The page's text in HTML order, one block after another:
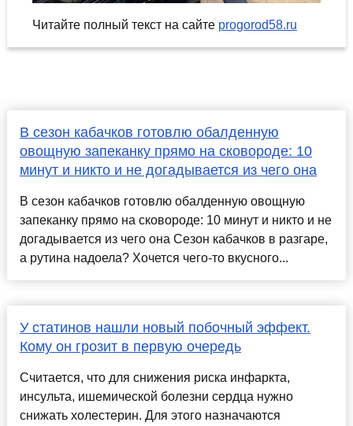
Читайте полный текст на сайте progorod58.ru
В сезон кабачков готовлю обалденную
овощную запеканку прямо на сковороде: 10
минут и никто и не догадывается из чего она
В сезон кабачков готовлю обалденную овощную
запеканку прямо на сковороде: 10 минут и никто и не
догадывается из чего она Сезон кабачков в разгаре,
а рутина надоела? Хочется чего-то вкусного...
У статинов нашли новый побочный эффект.
Кому он грозит в первую очередь
Считается, что для снижения риска инфаркта,
инсульта, ишемической болезни сердца нужно
снижать холестерин. Для этого назначаются